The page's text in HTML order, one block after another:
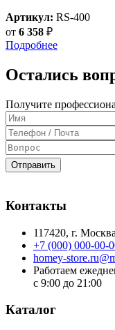
Артикул: RS-400
от 6 358 ₽
Подробнее
Остались
Получите
Отправить
Контакты
117420, г. Москва
+7 (000) 000-00-
homey-
Работаем
с 9:00 до 21:00
Каталог